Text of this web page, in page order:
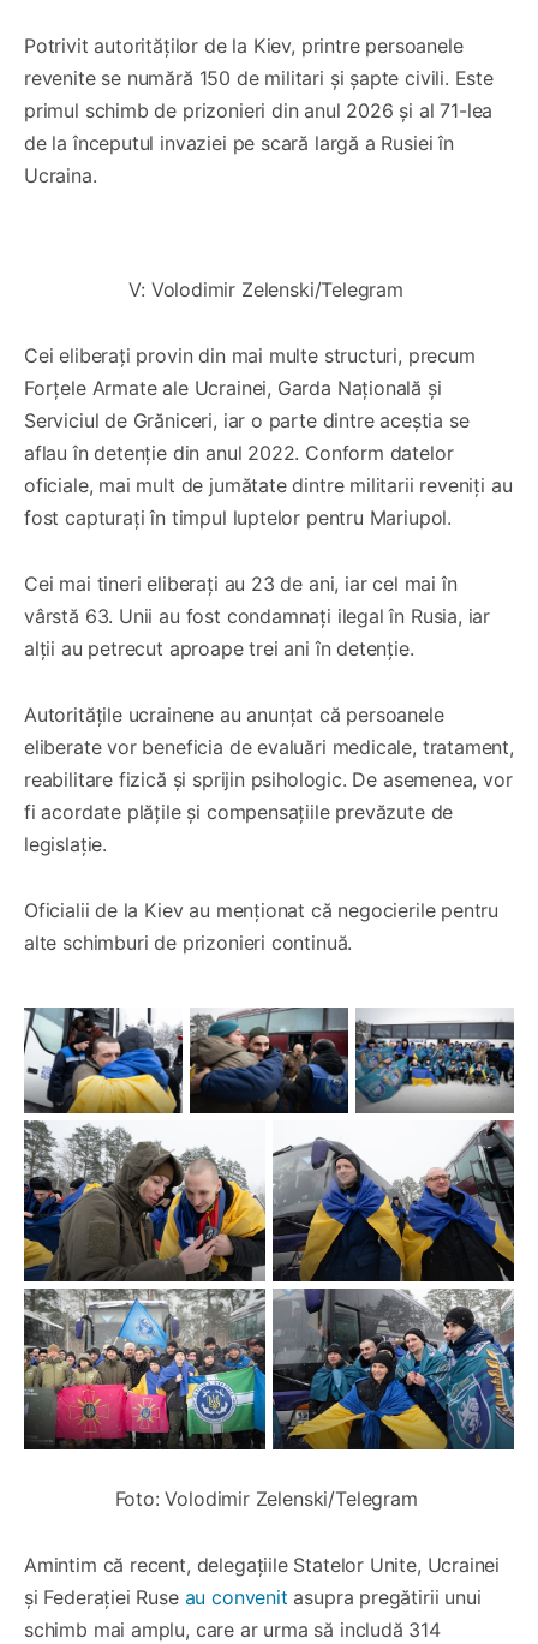
Potrivit autorităților de la Kiev, printre persoanele
revenite se numără 150 de militari și șapte civili. Este
primul schimb de prizonieri din anul 2026 și al 71-lea
de la începutul invaziei pe scară largă a Rusiei în
Ucraina.
V: Volodimir Zelenski/Telegram
Cei eliberați provin din mai multe structuri, precum
Forțele Armate ale Ucrainei, Garda Națională și
Serviciul de Grăniceri, iar o parte dintre aceștia se
aflau în detenție din anul 2022. Conform datelor
oficiale, mai mult de jumătate dintre militarii reveniți au
fost capturați în timpul luptelor pentru Mariupol.
Cei mai tineri eliberați au 23 de ani, iar cel mai în
vârstă 63. Unii au fost condamnați ilegal în Rusia, iar
alții au petrecut aproape trei ani în detenție.
Autoritățile ucrainene au anunțat că persoanele
eliberate vor beneficia de evaluări medicale, tratament,
reabilitare fizică și sprijin psihologic. De asemenea, vor
fi acordate plățile și compensațiile prevăzute de
legislație.
Oficialii de la Kiev au menționat că negocierile pentru
alte schimburi de prizonieri continuă.
Foto: Volodimir Zelenski/Telegram
Amintim că recent, delegațiile Statelor Unite, Ucrainei
și Federației Ruse au convenit asupra pregătirii unui
schimb mai amplu, care ar urma să includă 314